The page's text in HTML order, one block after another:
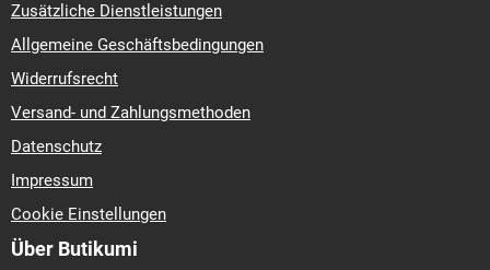
Zusätzliche Dienstleistungen
Allgemeine Geschäftsbedingungen
Widerrufsrecht
Versand- und Zahlungsmethoden
Datenschutz
Impressum
Cookie Einstellungen
Über Butikumi